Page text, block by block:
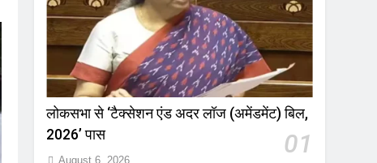
लोकसभा से ‘टैक्सेशन एंड अदर लॉज (अमेंडमेंट) बिल,
2026’ पास
01
August 6, 2026